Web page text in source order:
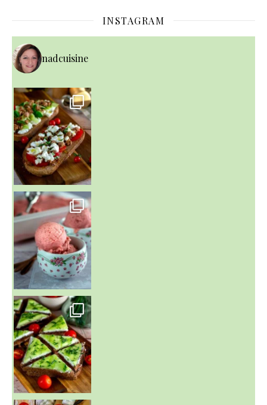
INSTAGRAM
nadcuisine
~ NICE CREAM À LA FRAISE ~
Presque un mois que